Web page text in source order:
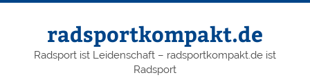
radsportkompakt.de
Radsport ist Leidenschaft – radsportkompakt.de ist
Radsport